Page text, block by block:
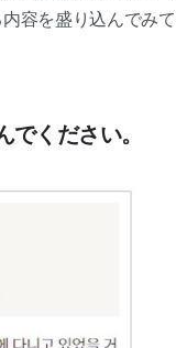
容を盛り込んでみ
ください。